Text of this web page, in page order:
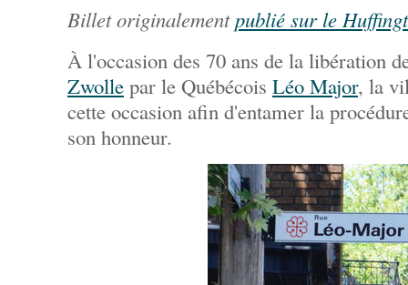
Billet originalementpublié sur le
À l'occasion des 70 ans de la libération
Zwolle par le Québécois Léo Major, la
cette occasion afin d'entamer la
son honneur.